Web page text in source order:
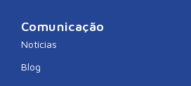
Comunicação
Notícias
Blog